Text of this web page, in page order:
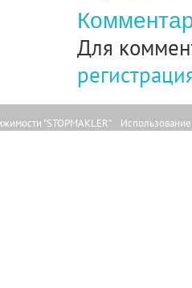
Для
"STOPMAKLER"